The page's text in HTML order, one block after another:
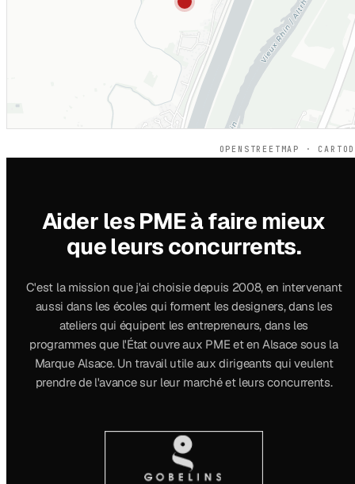
OPENSTREETMAP ·
Aider les PME à faire mieux
que leurs concurrents.
C'est la mission que j'ai choisie depuis 2008, en intervenant
aussi dans les écoles qui forment les designers, dans les
ateliers qui équipent les entrepreneurs, dans les
programmes que l'État ouvre aux PME et en Alsace sous la
Marque Alsace. Un travail utile aux dirigeants qui veulent
prendre de l'avance sur leur marché et leurs concurrents.